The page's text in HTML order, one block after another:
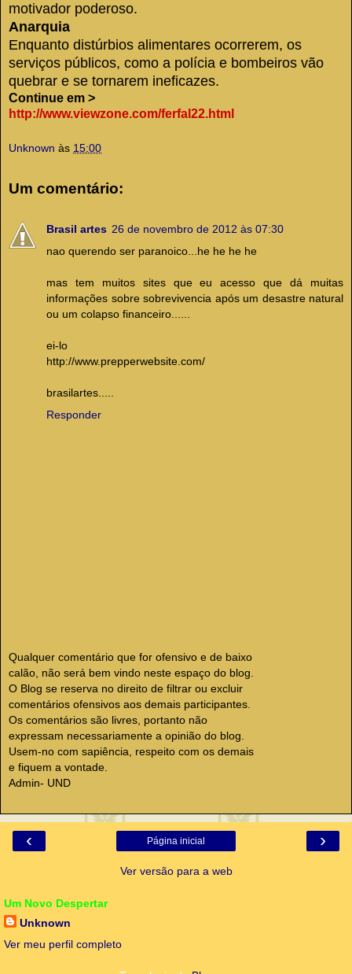
motivador poderoso.
Anarquia
Enquanto distúrbios alimentares ocorrerem, os
serviços públicos, como a polícia e bombeiros vão
quebrar e se tornarem ineficazes.
Continue em >
http://www.viewzone.com/ferfal22.html
Unknown às 15:00
Um comentário:
Brasil artes 26 de novembro de 2012 às 07:30
nao querendo ser paranoico...he he he he
mas tem muitos sites que eu acesso que dá muitas
informações sobre sobrevivencia após um desastre natural
ou um colapso financeiro......
ei-lo
http://www.prepperwebsite.com/
brasilartes.....
Responder
Qualquer comentário que for ofensivo e de baixo
calão, não será bem vindo neste espaço do blog.
O Blog se reserva no direito de filtrar ou excluir
comentários ofensivos aos demais participantes.
Os comentários são livres, portanto não
expressam necessariamente a opinião do blog.
Usem-no com sapiência, respeito com os demais
e fiquem a vontade.
Admin- UND
‹ ›
Página inicial
Ver versão para a web
Um Novo Despertar
Unknown
Ver meu perfil completo